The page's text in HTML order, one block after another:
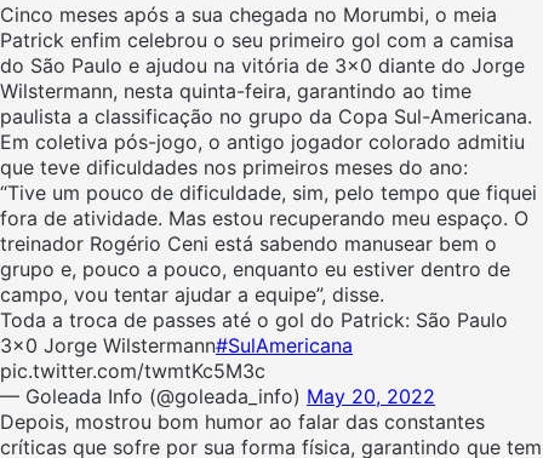
Cinco meses após a sua chegada no Morumbi, o meia
Patrick enfim celebrou o seu primeiro gol com a camisa
do São Paulo e ajudou na vitória de 3×0 diante do Jorge
Wilstermann, nesta quinta-feira, garantindo ao time
paulista a classificação no grupo da Copa Sul-Americana.
Em coletiva pós-jogo, o antigo jogador colorado admitiu
que teve dificuldades nos primeiros meses do ano:
“Tive um pouco de dificuldade, sim, pelo tempo que fiquei
fora de atividade. Mas estou recuperando meu espaço. O
treinador Rogério Ceni está sabendo manusear bem o
grupo e, pouco a pouco, enquanto eu estiver dentro de
campo, vou tentar ajudar a equipe”, disse.
Toda a troca de passes até o gol do Patrick: São Paulo
3×0 Jorge Wilstermann#SulAmericana
pic.twitter.com/twmtKc5M3c
— Goleada Info (@goleada_info) May 20, 2022
Depois, mostrou bom humor ao falar das constantes
críticas que sofre por sua forma física, garantindo que tem